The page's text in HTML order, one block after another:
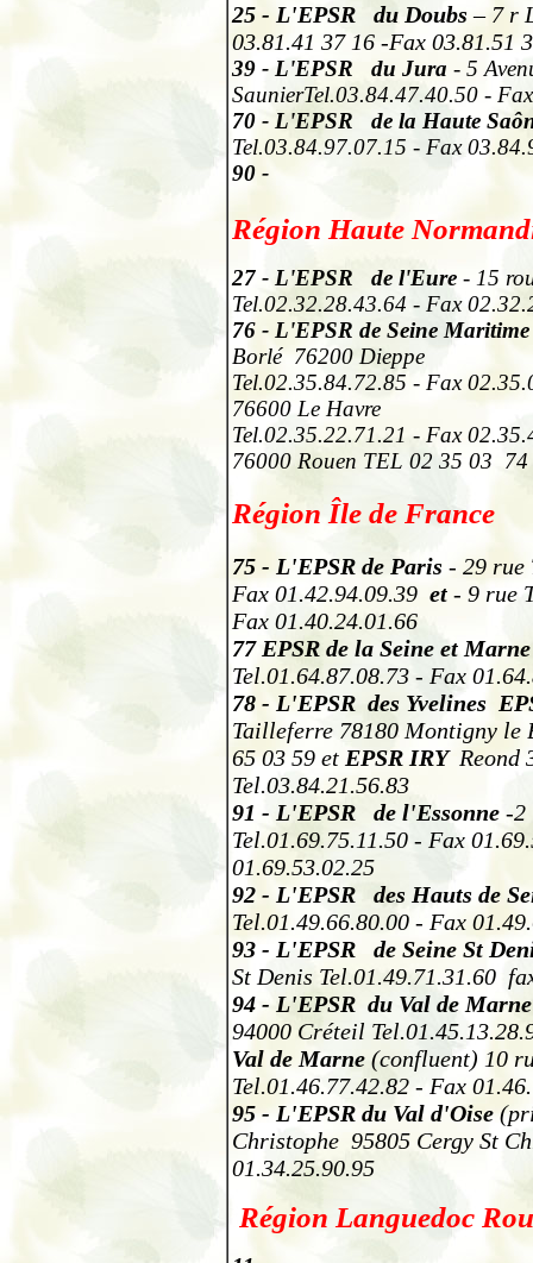
25 - L'EPSR du Doubs– 7 r
03.81.41 37 16 -Fax 03.81.51
39 - L'EPSR du Jura - 5
SaunierTel.03.84.47.40.50 -
70 - L'EPSR de la Haute
Tel.03.84.97.07.15 - Fax
90 -
Région Haute
27 - L'EPSR de l'Eure - 15
Tel.02.32.28.43.64 - Fax
76 - L'EPSR de Seine
Borlé 76200 Dieppe
Tel.02.35.84.72.85 - Fax
76600 Le Havre
Tel.02.35.22.71.21 - Fax
76000 Rouen TEL 02 35 03
Région Île de France
75 - L'EPSR de Paris - 29 rue
Fax 01.42.94.09.39 et - 9 rue
Fax 01.40.24.01.66
77 EPSR de la Seine et Marne
Tel.01.64.87.08.73 - Fax
78 - L'EPSR des Yvelines
Tailleferre 78180 Montigny le
65 03 59 et EPSR IRY Reond
Tel.03.84.21.56.83
91 - L'EPSR de l'Essonne -2
Tel.01.69.75.11.50 - Fax
01.69.53.02.25
92 - L'EPSR des Hauts de
Tel.01.49.66.80.00 - Fax
93 - L'EPSR de Seine St
St Denis Tel.01.49.71.31.60
94 - L'EPSR du Val de
94000 Créteil
Val de Marne (confluent) 10
Tel.01.46.77.42.82 - Fax
95 -L'EPSR du Val d'Oise
Christophe 95805 Cergy St
01.34.25.90.95
Région Languedoc